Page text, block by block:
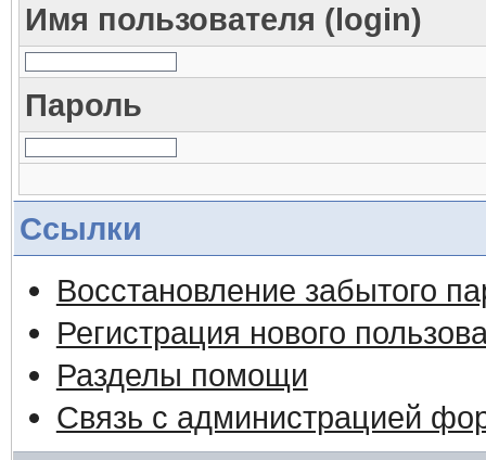
Имя пользователя (login)
Пароль
Ссылки
Восстановление забытого
Регистрация нового
Разделы помощи
Связь с администрацией